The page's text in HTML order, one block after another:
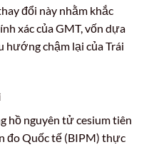
đổi này nhằm khắc
xác của GMT, vốn dựa
hướng chậm lại của Trái
hồ nguyên tử cesium tiên
đo Quốc tế (BIPM) thực